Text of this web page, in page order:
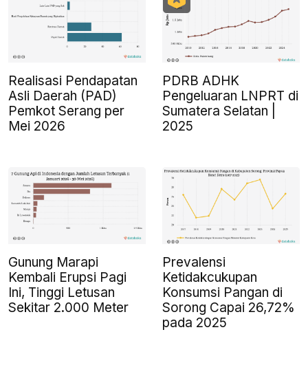
Realisasi Pendapatan
Asli Daerah (PAD)
Pemkot Serang per
Mei 2026
PDRB ADHK
Pengeluaran LNPRT di
Sumatera Selatan |
2025
Gunung Marapi
Kembali Erupsi Pagi
Ini, Tinggi Letusan
Sekitar 2.000 Meter
Prevalensi
Ketidakcukupan
Konsumsi Pangan di
Sorong Capai 26,72%
pada 2025